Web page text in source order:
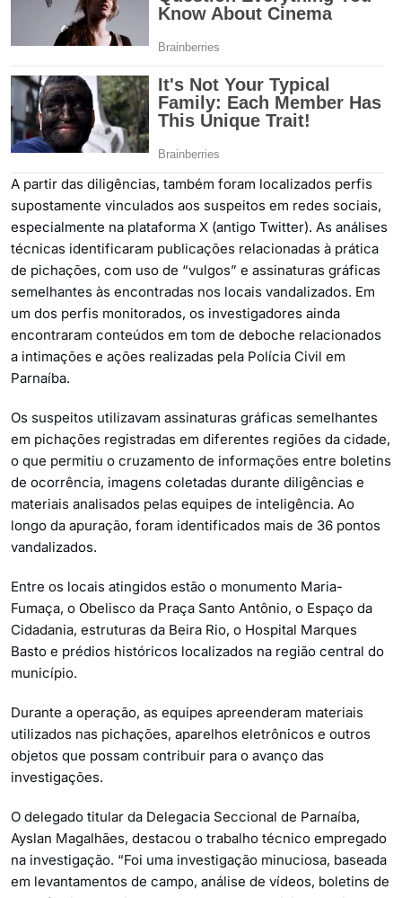
A partir das diligências, também foram localizados perfis
supostamente vinculados aos suspeitos em redes sociais,
especialmente na plataforma X (antigo Twitter). As análises
técnicas identificaram publicações relacionadas à prática
de pichações, com uso de “vulgos” e assinaturas gráficas
semelhantes às encontradas nos locais vandalizados. Em
um dos perfis monitorados, os investigadores ainda
encontraram conteúdos em tom de deboche relacionados
a intimações e ações realizadas pela Polícia Civil em
Parnaíba.
Os suspeitos utilizavam assinaturas gráficas semelhantes
em pichações registradas em diferentes regiões da cidade,
o que permitiu o cruzamento de informações entre boletins
de ocorrência, imagens coletadas durante diligências e
materiais analisados pelas equipes de inteligência. Ao
longo da apuração, foram identificados mais de 36 pontos
vandalizados.
Entre os locais atingidos estão o monumento Maria-
Fumaça, o Obelisco da Praça Santo Antônio, o Espaço da
Cidadania, estruturas da Beira Rio, o Hospital Marques
Basto e prédios históricos localizados na região central do
município.
Durante a operação, as equipes apreenderam materiais
utilizados nas pichações, aparelhos eletrônicos e outros
objetos que possam contribuir para o avanço das
investigações.
O delegado titular da Delegacia Seccional de Parnaíba,
Ayslan Magalhães, destacou o trabalho técnico empregado
na investigação. “Foi uma investigação minuciosa, baseada
em levantamentos de campo, análise de vídeos, boletins de